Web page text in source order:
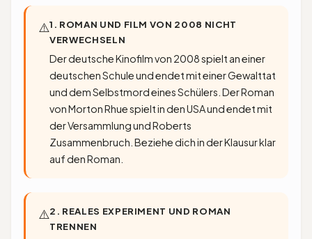
⚠️1. ROMAN UND FILM VON 2008 NICHT
VERWECHSELN
Der deutsche Kinofilm von 2008 spielt an einer
deutschen Schule und endet mit einer Gewalttat
und dem Selbstmord eines Schülers. Der Roman
von Morton Rhue spielt in den USA und endet mit
der Versammlung und Roberts
Zusammenbruch. Beziehe dich in der Klausur klar
auf den Roman.
⚠️2. REALES EXPERIMENT UND ROMAN
TRENNEN